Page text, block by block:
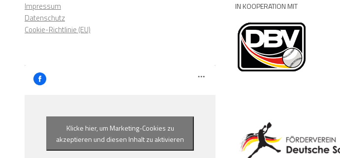
Impressum
Datenschutz
Cookie-Richtlinie (EU)
Klicke hier, um Marketing-Cookies zu
akzeptieren und diesen Inhalt zu aktivieren
IN KOOPERATION MIT